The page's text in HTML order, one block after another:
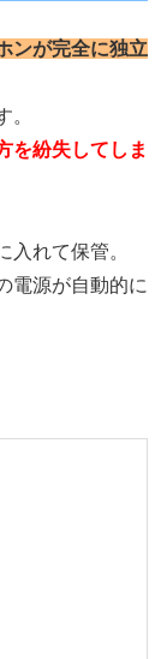
ンが完全に独立
。
を紛失してしま
れて保管。
電源が自動的に